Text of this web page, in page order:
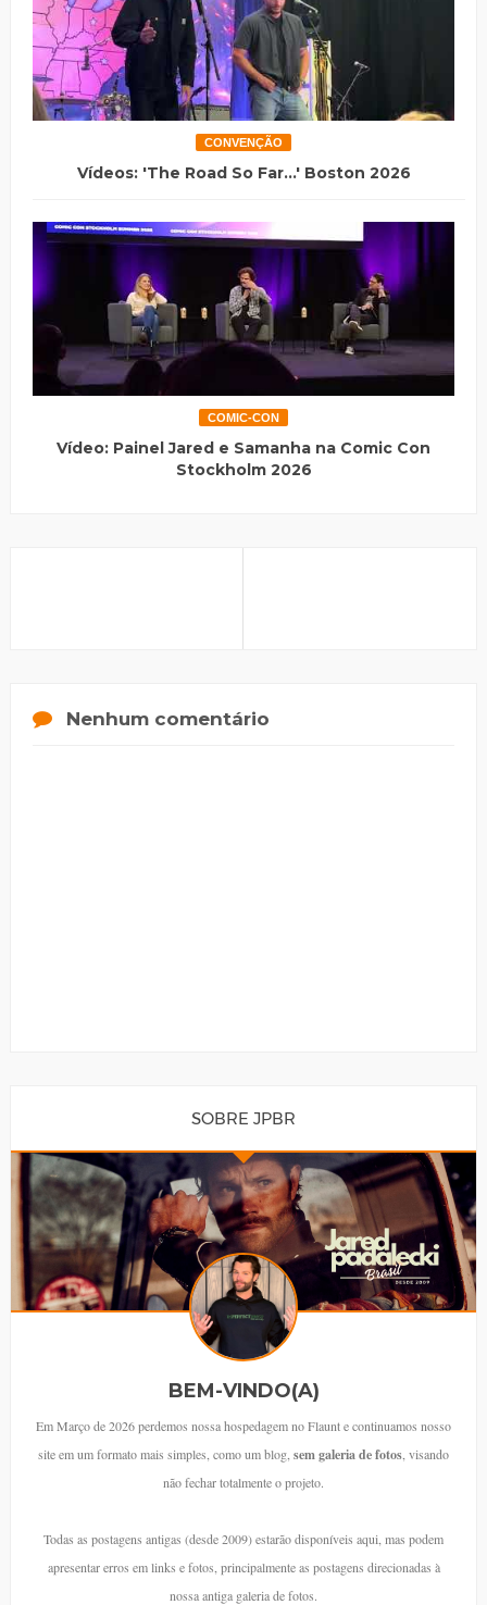
CONVENÇÃO
Vídeos: 'The Road So Far...' Boston 2026
COMIC-CON
Vídeo: Painel Jared e Samanha na Comic Con
Stockholm 2026
Nenhum comentário
SOBRE JPBR
BEM-VINDO(A)
Em Março de 2026 perdemos nossa hospedagem no Flaunt e continuamos nosso
site em um formato mais simples, como um blog, sem galeria de fotos , visando
não fechar totalmente o projeto.
Todas as postagens antigas (desde 2009) estarão disponíveis aqui, mas podem
apresentar erros em links e fotos, principalmente as postagens direcionadas à
nossa antiga galeria de fotos.